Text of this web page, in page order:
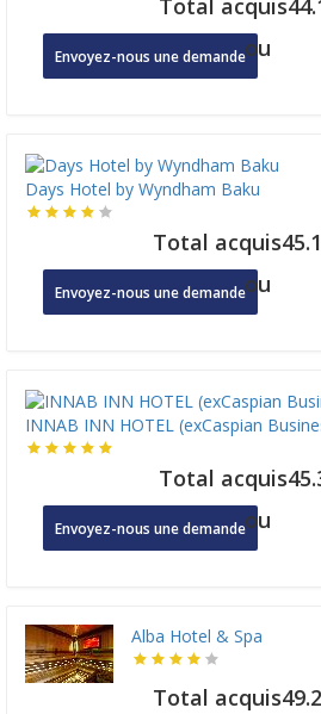
Total
Envoyez-nous une demandeou
Days Hotel by Wyndham Baku
Total
Envoyez-nous une demandeou
INNAB INN HOTEL (exCaspian
Total
Envoyez-nous une demandeou
Alba Hotel & Spa
Total